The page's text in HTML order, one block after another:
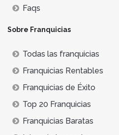
Faqs
Sobre Franquicias
Todas las franquicias
Franquicias Rentables
Franquicias de Éxito
Top 20 Franquicias
Franquicias Baratas